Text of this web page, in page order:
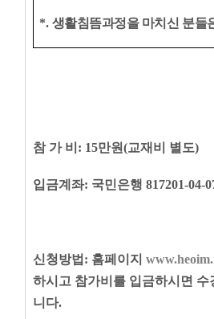
*. ​ 생활침뜸과정을 마치신 분들
참 가 비 : 15만원(교재비 별도)
입금계좌: 국민은행 817201-04-
신청방법 : 홈페이지
하시고 참가비를 입금하시면
니다.